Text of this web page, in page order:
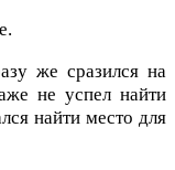
же сразился на
не успел найти
найти место для